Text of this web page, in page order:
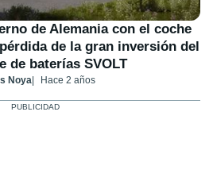
de Alemania con el coche
de la gran inversión del
de baterías SVOLT
Noya Hace 2 años